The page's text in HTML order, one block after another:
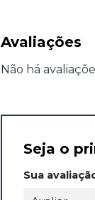
Avaliações
Não há
Seja o
Sua